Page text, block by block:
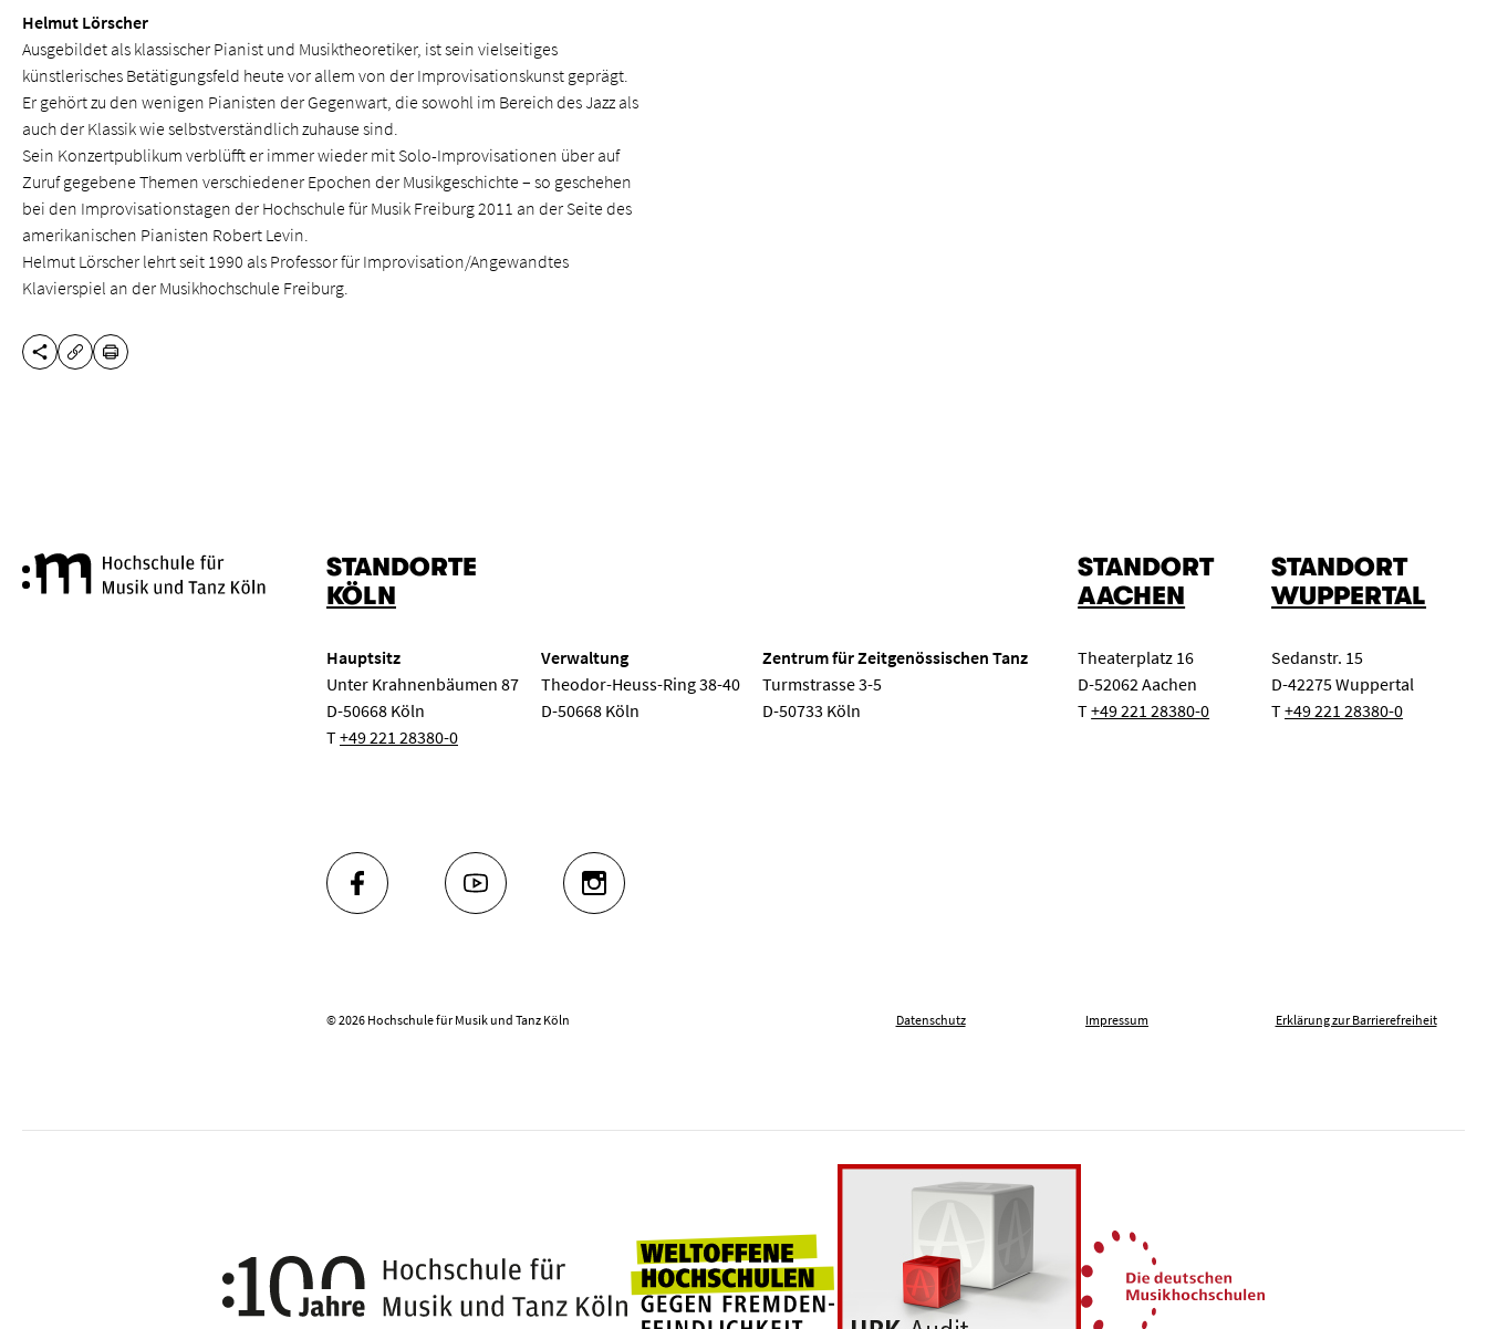
Helmut Lörscher
Ausgebildet als klassischer Pianist und Musiktheoretiker, ist sein vielseitiges
künstlerisches Betätigungsfeld heute vor allem von der Improvisationskunst geprägt.
Er gehört zu den wenigen Pianisten der Gegenwart, die sowohl im Bereich des Jazz als
auch der Klassik wie selbstverständlich zuhause sind.
Sein Konzertpublikum verblüfft er immer wieder mit Solo-Improvisationen über auf
Zuruf gegebene Themen verschiedener Epochen der Musikgeschichte – so geschehen
bei den Improvisationstagen der Hochschule für Musik Freiburg 2011 an der Seite des
amerikanischen Pianisten Robert Levin.
Helmut Lörscher lehrt seit 1990 als Professor für Improvisation/Angewandtes
Klavierspiel an der Musikhochschule Freiburg.
DIESE SEITE TEILEN
URL KOPIEREN
DRUCKEN
Hochschule für Musik und Tanz Köln
STANDORTE
KÖLN
Hauptsitz
Unter Krahnenbäumen 87
D-50668 Köln
T+49 221 28380-0
Verwaltung
Theodor-Heuss-Ring 38-40
D-50668 Köln
Zentrum für Zeitgenössischen Tanz
Turmstrasse 3-5
D-50733 Köln
STANDORT
AACHEN
Theaterplatz 16
D-52062 Aachen
T+49 221 28380-0
STANDORT
WUPPERTAL
Sedanstr. 15
D-42275 Wuppertal
T+49 221 28380-0
FACEBOOK YOUTUBE INSTAGRAM
© 2026 Hochschule für Musik und Tanz Köln Datenschutz Impressum Erklärung zur Barrierefreiheit
100 Jahre Hochschule für Musik und Tanz Köln
Weltoffene Hochschulen gegen Fremdenfeindlichkeit